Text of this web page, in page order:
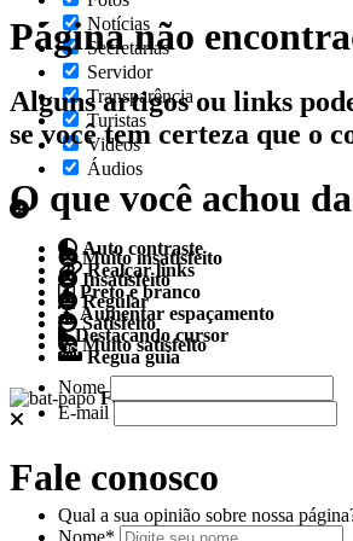
Notícias
Secretarias
Servidor
Transparência
Turistas
Videos
Áudios
Auto contraste
Realçar links
Preto e branco
Aumentar espaçamento
Destacando cursor
Regua guia
Fale conosco
Fale conosco
Página não
Alguns artigos ou links
se você tem certeza que o
O que você achou
Muito insatisfeito
Insatisfeito
Regular
Satisfeito
Muito satisfeito
Nome
E-mail
Qual a sua opinião sobre nossa